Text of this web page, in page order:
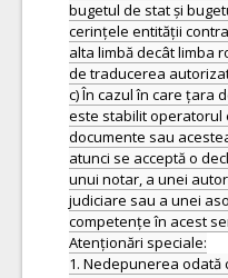
bugetul de stat și
cerințele entității
alta limbă decât limba
de traducerea
c) În cazul în care țara
este stabilit operatorul
documente sau
atunci se acceptă o
unui notar, a unei
judiciare sau a unei
competențe în acest
Atenționări speciale:
1. Nedepunerea odată